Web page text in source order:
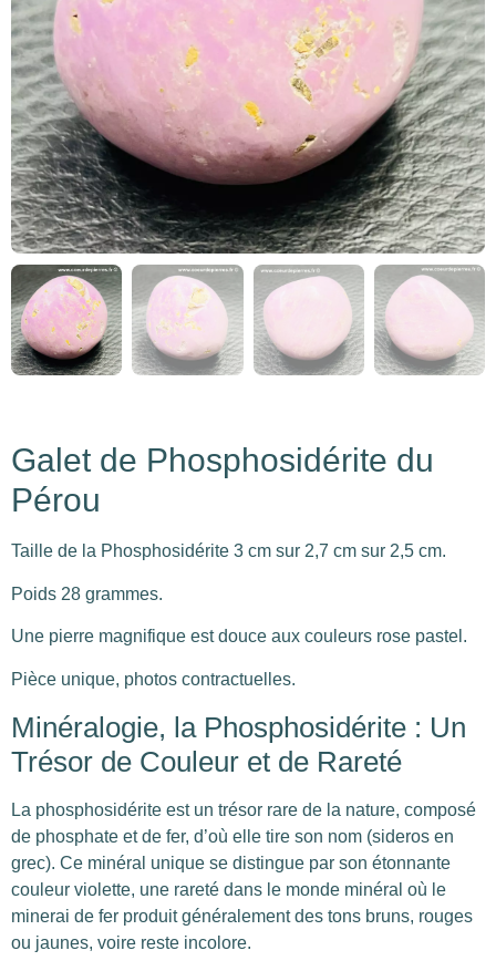
Galet de Phosphosidérite du
Pérou
Taille de la Phosphosidérite 3 cm sur 2,7 cm sur 2,5 cm.
Poids 28 grammes.
Une pierre magnifique est douce aux couleurs rose pastel.
Pièce unique, photos contractuelles.
Minéralogie, la Phosphosidérite : Un
Trésor de Couleur et de Rareté
La phosphosidérite est un trésor rare de la nature, composé
de phosphate et de fer, d’où elle tire son nom (sideros en
grec). Ce minéral unique se distingue par son étonnante
couleur violette, une rareté dans le monde minéral où le
minerai de fer produit généralement des tons bruns, rouges
ou jaunes, voire reste incolore.